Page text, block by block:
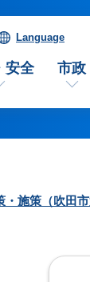
Language
安全 市政
・施策（吹田